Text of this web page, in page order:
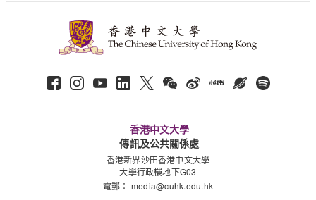
香港中文大學
傳訊及公共關係處
香港新界沙田香港中文大學
大學行政樓地下G03
電郵： media@cuhk.edu.hk